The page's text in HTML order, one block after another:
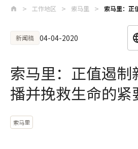
工作地区 索马里 索马里：正
新闻稿 04-04-2020
索马里：正值遏制
播并挽救生命的紧
索马里